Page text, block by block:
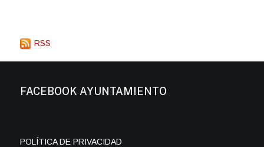
RSS
FACEBOOK AYUNTAMIENTO
POLÍTICA DE PRIVACIDAD